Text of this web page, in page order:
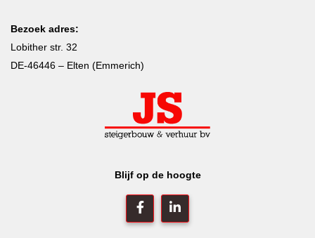
Blijf op de hoogte
Bezoek adres:
Lobither str. 32
DE-46446 – Elten (Emmerich)